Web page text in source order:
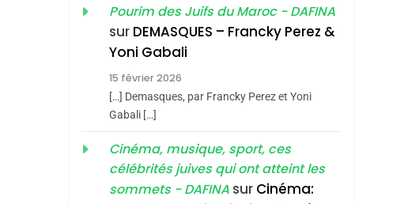
Dis Guerre»: La
Nouvelle Chanson De
Boy George
ISRAÉL JUDAISME
Accords D’Isaac:
L’alliance Pourrait
ISRAÉL JUDAISME
Pourim des Juifs du Maroc - DAFINA
sur DEMASQUES – Francky Perez &
Yoni Gabali
15 février 2026
[…] Demasques, par Francky Perez et Yoni
Gabali […]
Cinéma, musique, sport, ces
célébrités juives qui ont atteint les
sommets - DAFINA sur Cinéma: